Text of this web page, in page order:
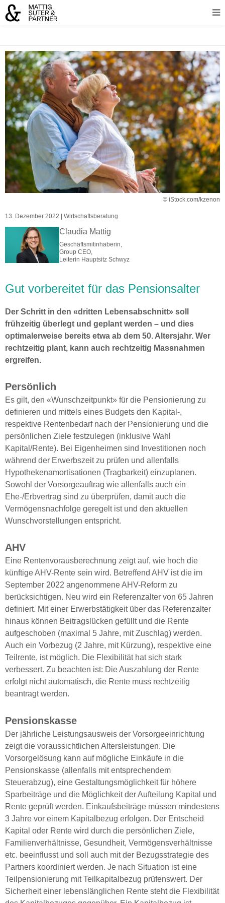
© iStock.com/kzenon
13. Dezember 2022 | Wirtschaftsberatung
Claudia Mattig
Geschäftsmitinhaberin,
Group CEO,
Leiterin Hauptsitz Schwyz
Gut vorbereitet für das Pensionsalter
Der Schritt in den «dritten Lebensabschnitt» soll
frühzeitig überlegt und geplant werden – und dies
optimalerweise bereits etwa ab dem 50. Altersjahr. Wer
rechtzeitig plant, kann auch rechtzeitig Massnahmen
ergreifen.
Persönlich
Es gilt, den «Wunschzeitpunkt» für die Pensionierung zu
definieren und mittels eines Budgets den Kapital-,
respektive Rentenbedarf nach der Pensionierung und die
persönlichen Ziele festzulegen (inklusive Wahl
Kapital/Rente). Bei Eigenheimen sind Investitionen noch
während der Erwerbszeit zu prüfen und allenfalls
Hypothekenamortisationen (Tragbarkeit) einzuplanen.
Sowohl der Vorsorgeauftrag wie allenfalls auch ein
Ehe-/Erbvertrag sind zu überprüfen, damit auch die
Vermögensnachfolge geregelt ist und den aktuellen
Wunschvorstellungen entspricht.
AHV
Eine Rentenvorausberechnung zeigt auf, wie hoch die
künftige AHV-Rente sein wird. Betreffend AHV ist die im
September 2022 angenommene AHV-Reform zu
berücksichtigen. Neu wird ein Referenzalter von 65 Jahren
definiert. Mit einer Erwerbstätigkeit über das Referenzalter
hinaus können Beitragslücken gefüllt und die Rente
aufgeschoben (maximal 5 Jahre, mit Zuschlag) werden.
Auch ein Vorbezug (2 Jahre, mit Kürzung), respektive eine
Teilrente, ist möglich. Die Flexibilität hat sich stark
verbessert. Zu beachten ist: Die Auszahlung der Rente
erfolgt nicht automatisch, die Rente muss rechtzeitig
beantragt werden.
Pensionskasse
Der jährliche Leistungsausweis der Vorsorgeeinrichtung
zeigt die voraussichtlichen Altersleistungen. Die
Vorsorgelösung kann auf mögliche Einkäufe in die
Pensionskasse (allenfalls mit entsprechendem
Steuerabzug), eine Gestaltungsmöglichkeit für höhere
Sparbeiträge und die Möglichkeit der Aufteilung Kapital und
Rente geprüft werden. Einkaufsbeiträge müssen mindestens
3 Jahre vor einem Kapitalbezug erfolgen. Der Entscheid
Kapital oder Rente wird durch die persönlichen Ziele,
Familienverhältnisse, Gesundheit, Vermögensverhältnisse
etc. beeinflusst und soll auch mit der Bezugsstrategie des
Partners koordiniert werden. Je nach Situation ist eine
Teilpensionierung mit Teilkapitalbezug prüfenswert. Der
Sicherheit einer lebenslänglichen Rente steht die Flexibilität